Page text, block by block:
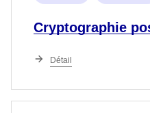
Cryptographie
Détail